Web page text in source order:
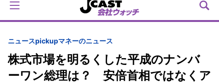
ニュースpickupマネーのニュース
株式市場を明るくした平成のナンバ
ーワン総理は？ 安倍首相ではなくア